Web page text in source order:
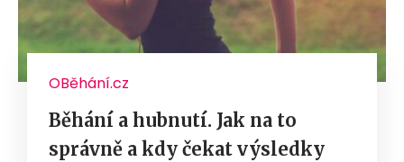
OBěhání.cz
Běhání a hubnutí. Jak na to
správně a kdy čekat výsledky